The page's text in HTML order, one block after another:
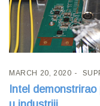
MARCH 20, 2020
Intel